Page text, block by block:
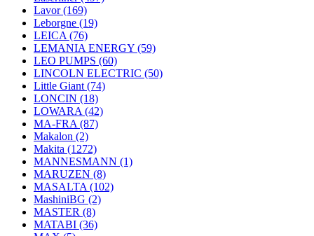
Lavor(169)
Leborgne (19)
LEICA (76)
LEMANIA ENERGY (59)
LEO PUMPS (60)
LINCOLN ELECTRIC (50)
Little Giant (74)
LONCIN (18)
LOWARA (42)
MA-FRA (87)
Makalon (2)
Makita (1272)
MANNESMANN (1)
MARUZEN (8)
MASALTA (102)
MashiniBG (2)
MASTER (8)
MATABI (36)